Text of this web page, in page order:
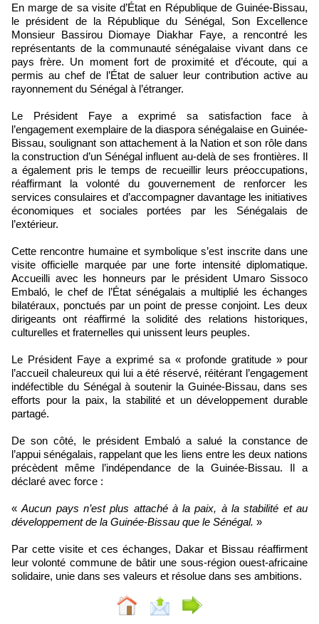
En marge de sa visite d’État en République de Guinée-Bissau,
le président de la République du Sénégal, Son Excellence
Monsieur Bassirou Diomaye Diakhar Faye, a rencontré les
représentants de la communauté sénégalaise vivant dans ce
pays frère. Un moment fort de proximité et d’écoute, qui a
permis au chef de l’État de saluer leur contribution active au
rayonnement du Sénégal à l’étranger.
Le Président Faye a exprimé sa satisfaction face à
l’engagement exemplaire de la diaspora sénégalaise en Guinée-
Bissau, soulignant son attachement à la Nation et son rôle dans
la construction d’un Sénégal influent au-delà de ses frontières. Il
a également pris le temps de recueillir leurs préoccupations,
réaffirmant la volonté du gouvernement de renforcer les
services consulaires et d’accompagner davantage les initiatives
économiques et sociales portées par les Sénégalais de
l’extérieur.
Cette rencontre humaine et symbolique s’est inscrite dans une
visite officielle marquée par une forte intensité diplomatique.
Accueilli avec les honneurs par le président Umaro Sissoco
Embaló, le chef de l’État sénégalais a multiplié les échanges
bilatéraux, ponctués par un point de presse conjoint. Les deux
dirigeants ont réaffirmé la solidité des relations historiques,
culturelles et fraternelles qui unissent leurs peuples.
Le Président Faye a exprimé sa « profonde gratitude » pour
l’accueil chaleureux qui lui a été réservé, réitérant l’engagement
indéfectible du Sénégal à soutenir la Guinée-Bissau, dans ses
efforts pour la paix, la stabilité et un développement durable
partagé.
De son côté, le président Embaló a salué la constance de
l’appui sénégalais, rappelant que les liens entre les deux nations
précèdent même l’indépendance de la Guinée-Bissau. Il a
déclaré avec force :
«Aucun pays n’est plus attaché à la paix, à la stabilité et au
développement de la Guinée-Bissau que le Sénégal. »
Par cette visite et ces échanges, Dakar et Bissau réaffirment
leur volonté commune de bâtir une sous-région ouest-africaine
solidaire, unie dans ses valeurs et résolue dans ses ambitions.